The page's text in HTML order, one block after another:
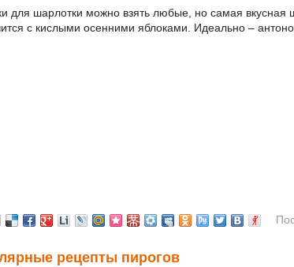
для шарлотки можно взять любые, но самая вкусная
с кислыми осенними яблоками. Идеально –
рецепты пирогов